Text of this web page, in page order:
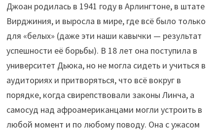
Джоан родилась в 1941 году в Арлингтоне, в штате
Вирджиния, и выросла в мире, где всё было только
для «белых» (даже эти наши кавычки — результат
успешности её борьбы). В 18 лет она поступила в
университет Дьюка, но не могла сидеть и учиться в
аудиториях и притворяться, что всё вокруг в
порядке, когда свирепствовали законы Линча, а
самосуд над афроамериканцами могли устроить в
любой момент и по любому поводу. Она с ужасом